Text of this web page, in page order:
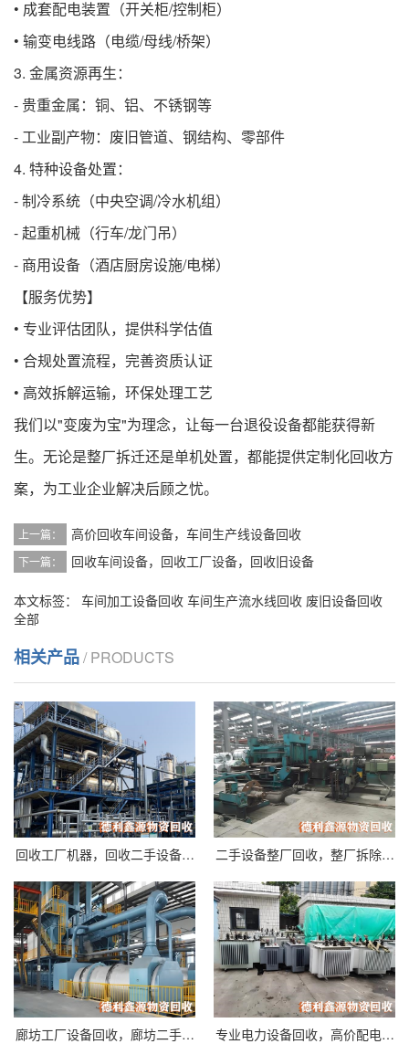
• 成套配电装置（开关柜/控制柜）
• 输变电线路（电缆/母线/桥架）
3. 金属资源再生：
- 贵重金属：铜、铝、不锈钢等
- 工业副产物：废旧管道、钢结构、零部件
4. 特种设备处置：
- 制冷系统（中央空调/冷水机组）
- 起重机械（行车/龙门吊）
- 商用设备（酒店厨房设施/电梯）
【服务优势】
• 专业评估团队，提供科学估值
• 合规处置流程，完善资质认证
• 高效拆解运输，环保处理工艺
我们以"变废为宝"为理念，让每一台退役设备都能获得新
生。无论是整厂拆迁还是单机处置，都能提供定制化回收方
案，为工业企业解决后顾之忧。
上一篇： 高价回收车间设备，车间生产线设备回收
下一篇： 回收车间设备，回收工厂设备，回收旧设备
本文标签： 车间加工设备回收 车间生产流水线回收 废旧设备回收
全部
相关产品/ PRODUCTS
回收工厂机器，回收二手设备… 二手设备整厂回收，整厂拆除…
廊坊工厂设备回收，廊坊二手… 专业电力设备回收，高价配电…